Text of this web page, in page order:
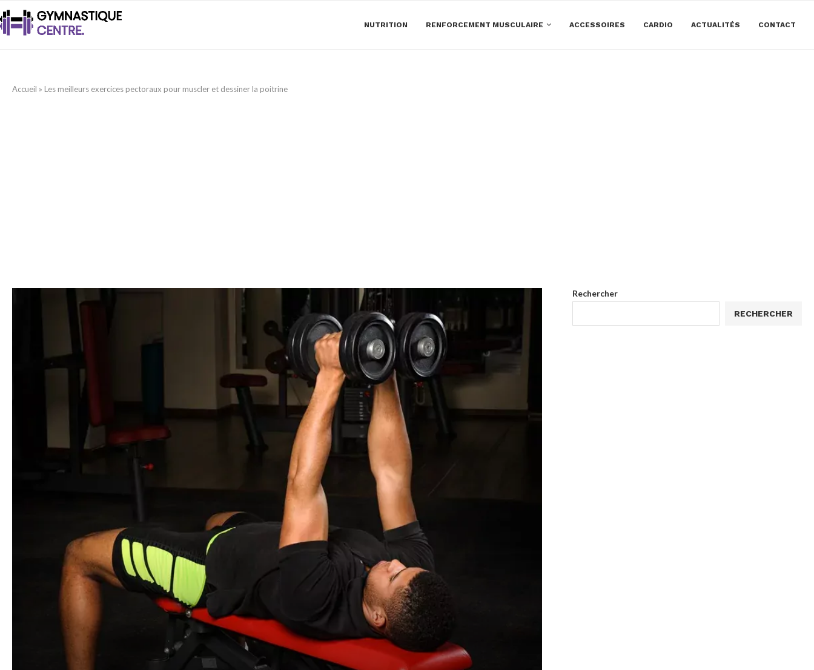
NUTRITION RENFORCEMENT MUSCULAIRE ACCESSOIRES CARDIO ACTUALITÉS CONTACT
Accueil » Les meilleurs exercices pectoraux pour muscler et dessiner la poitrine
Rechercher
RECHERCHER